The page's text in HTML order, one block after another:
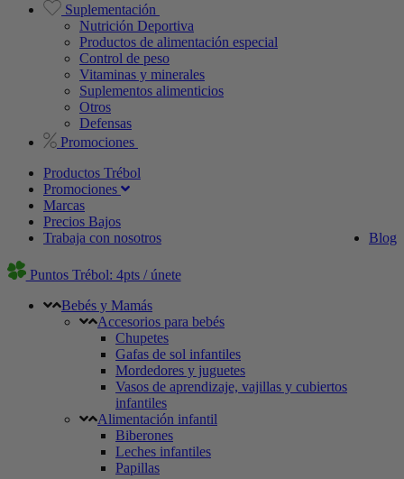
Suplementación
Nutrición Deportiva
Productos de alimentación especial
Control de peso
Vitaminas y minerales
Suplementos alimenticios
Otros
Defensas
Promociones
Productos Trébol
Promociones
Marcas
Precios Bajos
Blog
Trabaja con nosotros
Puntos Trébol: 4pts / únete
Bebés y Mamás
Accesorios para bebés
Chupetes
Gafas de sol infantiles
Mordedores y juguetes
Vasos de aprendizaje, vajillas y cubiertos
infantiles
Alimentación infantil
Biberones
Leches infantiles
Papillas